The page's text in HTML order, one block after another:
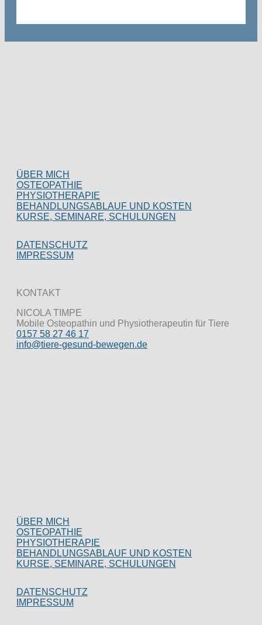
ÜBER MICH
OSTEOPATHIE
PHYSIOTHERAPIE
BEHANDLUNGSABLAUF UND KOSTEN
KURSE, SEMINARE, SCHULUNGEN
DATENSCHUTZ
IMPRESSUM
KONTAKT
NICOLA TIMPE
Mobile Osteopathin und Physiotherapeutin für Tiere
0157 58 27 46 17
info@tiere-gesund-bewegen.de
ÜBER MICH
OSTEOPATHIE
PHYSIOTHERAPIE
BEHANDLUNGSABLAUF UND KOSTEN
KURSE, SEMINARE, SCHULUNGEN
DATENSCHUTZ
IMPRESSUM